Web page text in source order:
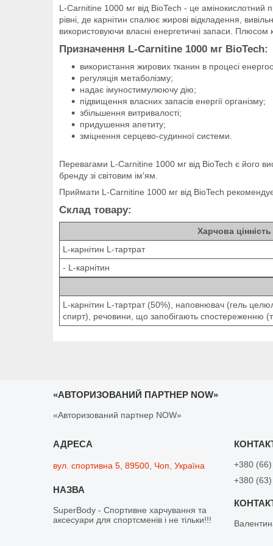
L-Carnitine 1000 мг від BioTech - це
рівні, де карнітин спалює жирові відкладення,
використовуючи власні енергетичні запаси. Плюсом
Призначення L-Carnitine 1000 мг BioTech:
використання жирових тканин в процесі
регуляція метаболізму;
надає імуностимулюючу дію;
підвищення власних запасів енергії організму;
збільшення витривалості;
придушення апетиту;
зміцнення серцево-судинної системи.
Перевагами L-Carnitine 1000 мг від BioTech є його
бренду зі світовим ім'ям.
Приймати L-Carnitine 1000 мг від BioTech
Склад товару:
Харчова цінність
L-карнітин L-тартрат
- L-карнітин
L-карнітин L-тартрат (50%), наповнювач (гель
спирт), речовини, що запобігають спостереженню
«АВТОРИЗОВАНИЙ ПАРТНЕР NOW»
«Авторизований партнер NOW»
вул. спортивна 5, 89500, Чоп, Україна
SuperBody - Спортивне харчування та
аксесуари для спортсменів і не тільки!!!
+380
+380